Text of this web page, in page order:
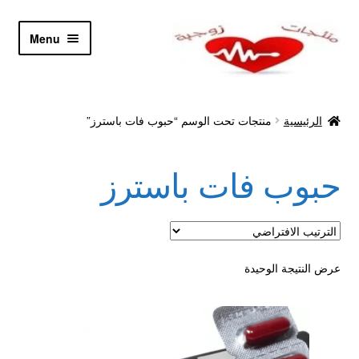
Skip
Skip
Menu
أدوية تكبير و تضخيم العضو
اتصل بنا
اتمام الطلب
ادوية تخسيس
اكسسوارات مثيره
الرئيسية منتجات تحت الوسم “حبوب فات باسترز”
حبوب فات باسترز
عرض النتيجة الوحيدة